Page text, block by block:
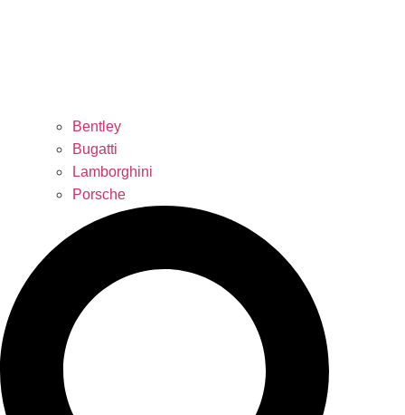
Bentley
Bugatti
Lamborghini
Porsche